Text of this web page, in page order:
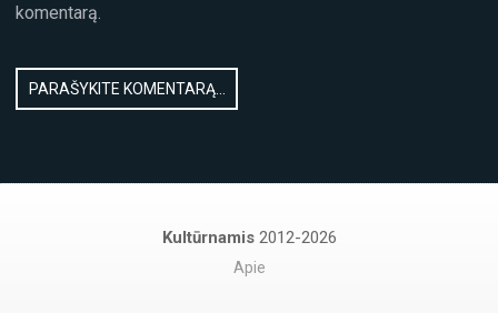
komentarą.
Kultūrnamis 2012-2026
Apie